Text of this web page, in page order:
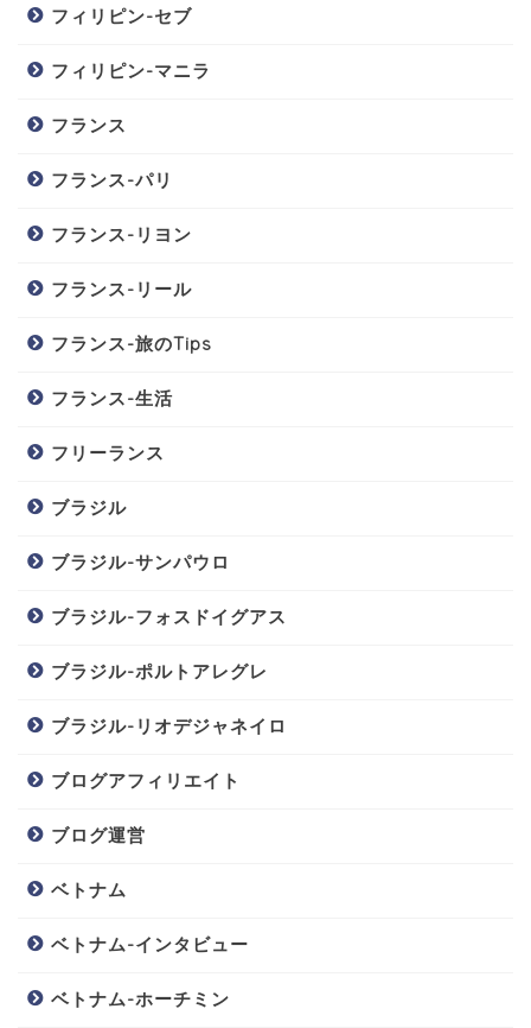
フィリピン-セブ
フィリピン-マニラ
フランス
フランス-パリ
フランス-リヨン
フランス-リール
フランス-旅のTips
フランス-生活
フリーランス
ブラジル
ブラジル-サンパウロ
ブラジル-フォスドイグアス
ブラジル-ポルトアレグレ
ブラジル-リオデジャネイロ
ブログアフィリエイト
ブログ運営
ベトナム
ベトナム-インタビュー
ベトナム-ホーチミン